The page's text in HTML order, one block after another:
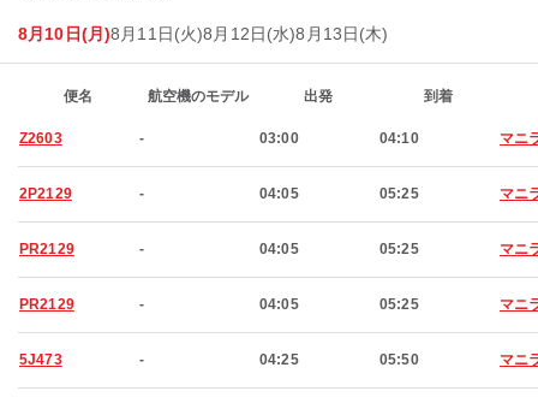
8月10日(月)8月11日(火)8月12日(水)8月13日(木)
便名 航空機のモデル 出発 到着
Z2603 - 03:00 04:10 マニ
2P2129 - 04:05 05:25 マニ
PR2129 - 04:05 05:25 マニ
PR2129 - 04:05 05:25 マニ
5J473 - 04:25 05:50 マニ